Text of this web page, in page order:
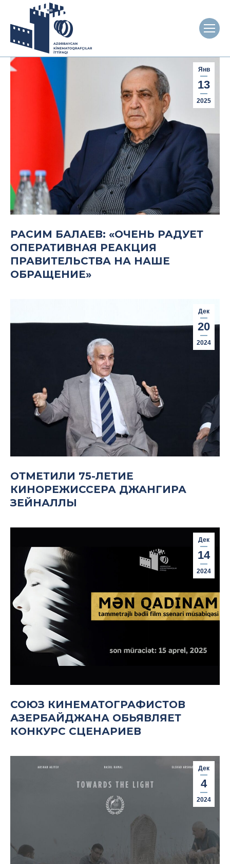
Янв
13
2025
РАСИМ БАЛАЕВ: «ОЧЕНЬ РАДУЕТ
ОПЕРАТИВНАЯ РЕАКЦИЯ
ПРАВИТЕЛЬСТВА НА НАШЕ
ОБРАЩЕНИЕ»
Дек
20
2024
ОТМЕТИЛИ 75-ЛЕТИЕ
КИНОРЕЖИССЕРА ДЖАНГИРА
ЗЕЙНАЛЛЫ
Дек
14
2024
СОЮЗ КИНЕМАТОГРАФИСТОВ
АЗЕРБАЙДЖАНА ОБЬЯВЛЯЕТ
КОНКУРС СЦЕНАРИЕВ
Дек
4
2024